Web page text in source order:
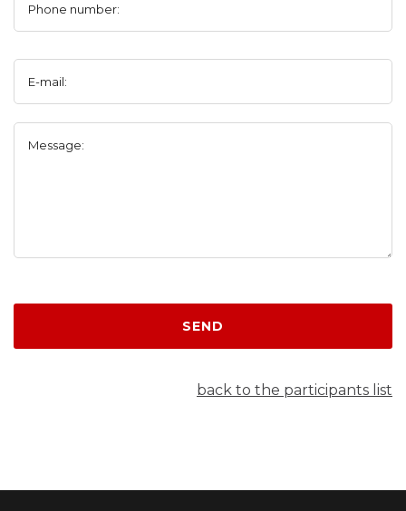
Phone number:
E-mail:
Message:
SEND
back to the participants list